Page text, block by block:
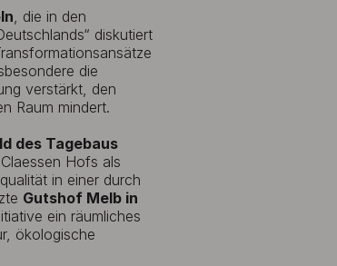
, die in den
diskutiert
die
verstärkt, den
Raum mindert.
des Tagebaus
Hofs als
in einer durch
Gutshof Melb in
ein räumliches
ökologische